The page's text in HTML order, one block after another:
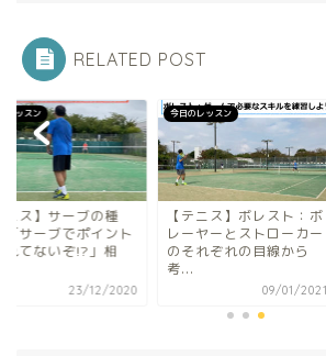
RELATED POST
レッスン
ス】ボレスト：ボ
ヤーとストローカー
れぞれの目線から
09/01/2021
今日のレッスン
【テニス】せっかくプラ
イベートレッスンを受け
るなら予めテーマを決
め...
18/12/2020